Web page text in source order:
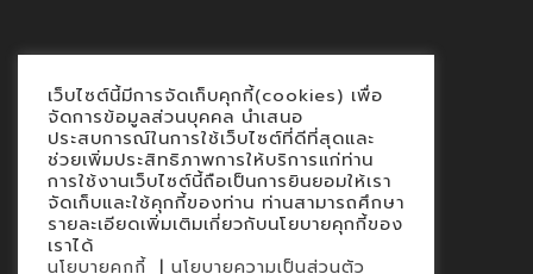
Contact
นโยบายคุกกี้
นโยบายข้อมูลส่วนบุคคล
เว็บไซต์นี้มีการจัดเก็บคุกกี้(cookies) เพื่อ
จัดการข้อมูลส่วนบุคคล นำเสนอ
ประสบการณ์ในการใช้เว็บไซต์ที่ดีที่สุดและ
ช่วยเพิ่มประสิทธิภาพการให้บริการแก่ท่าน
การใช้งานเว็บไซต์นี้ถือเป็นการยินยอมให้เรา
จัดเก็บและใช้คุกกี้ของท่าน ท่านสามารถศึกษา
รายละเอียดเพิ่มเติมเกี่ยวกับนโยบายคุกกี้ของ
เราได้
นโยบายคุกกี้ | นโยบายความเป็นส่วนตัว